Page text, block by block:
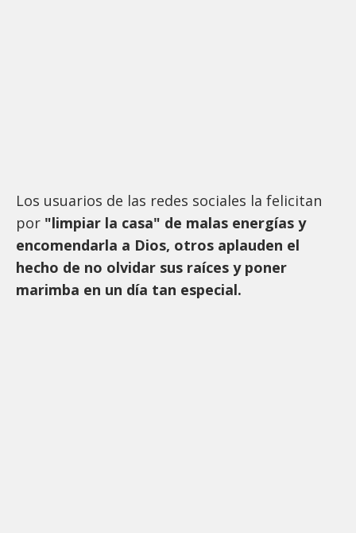
Los usuarios de las redes sociales la felicitan
por "limpiar la casa" de malas energías y
encomendarla a Dios, otros aplauden el
hecho de no olvidar sus raíces y poner
marimba en un día tan especial.